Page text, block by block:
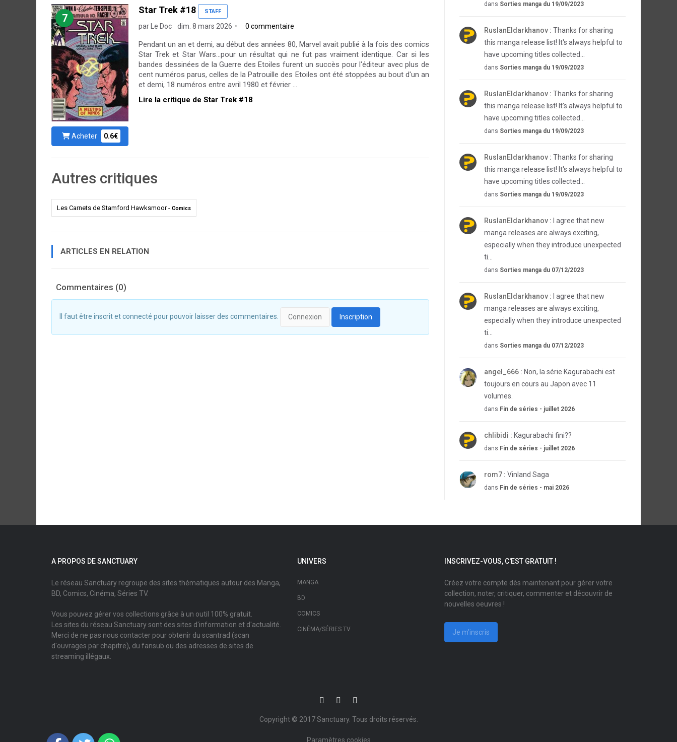
7
Acheter 0.6€
Star Trek #18 STAFF
par Le Doc dim. 8 mars 2026 0 commentaire
Pendant un an et demi, au début des années 80, Marvel avait publié à la fois des comics
Star Trek et Star Wars...pour un résultat qui ne fut pas vraiment identique. Car si les
bandes dessinées de la Guerre des Etoiles furent un succès pour l'éditeur avec plus de
cent numéros parus, celles de la Patrouille des Etoiles ont été stoppées au bout d'un an
et demi, 18 numéros entre avril 1980 et février ...
Lire la critique de Star Trek #18
Autres critiques
Les Carnets de Stamford Hawksmoor - Comics
ARTICLES EN RELATION
Commentaires (0)
Il faut être inscrit et connecté pour pouvoir laisser des commentaires. Connexion Inscription
dans Sorties manga du 19/09/2023
RuslanEldarkhanov : Thanks for sharing
this manga release list! It's always helpful to
have upcoming titles collected...
dans Sorties manga du 19/09/2023
RuslanEldarkhanov : Thanks for sharing
this manga release list! It's always helpful to
have upcoming titles collected...
dans Sorties manga du 19/09/2023
RuslanEldarkhanov : Thanks for sharing
this manga release list! It's always helpful to
have upcoming titles collected...
dans Sorties manga du 19/09/2023
RuslanEldarkhanov :
I agree that new
manga releases are always exciting,
especially when they introduce unexpected
ti...
dans Sorties manga du 07/12/2023
RuslanEldarkhanov :
I agree that new
manga releases are always exciting,
especially when they introduce unexpected
ti...
dans Sorties manga du 07/12/2023
angel_666 : Non, la série Kagurabachi est
toujours en cours au Japon avec 11
volumes.
dans Fin de séries - juillet 2026
chlibidi : Kagurabachi fini??
dans Fin de séries - juillet 2026
rom7 : Vinland Saga
dans Fin de séries - mai 2026
A PROPOS DE SANCTUARY
Le réseau Sanctuary regroupe des sites thématiques autour des Manga,
BD, Comics, Cinéma, Séries TV.
Vous pouvez gérer vos collections grâce à un outil 100% gratuit.
Les sites du réseau Sanctuary sont des sites d'information et d'actualité.
Merci de ne pas nous contacter pour obtenir du scantrad (scan
d'ouvrages par chapitre), du fansub ou des adresses de sites de
streaming illégaux.
UNIVERS
MANGA
BD
COMICS
CINÉMA/SÉRIES TV
INSCRIVEZ-VOUS, C'EST GRATUIT !
Créez votre compte dès maintenant pour gérer votre
collection, noter, critiquer, commenter et découvrir de
nouvelles oeuvres !
Je m'inscris
Copyright © 2017Sanctuary. Tous droits réservés.
Paramètres cookies